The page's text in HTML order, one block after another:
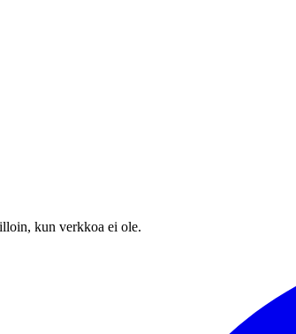
kun verkkoa ei ole.